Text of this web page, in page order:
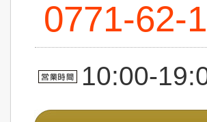
0771-62-
10:00-